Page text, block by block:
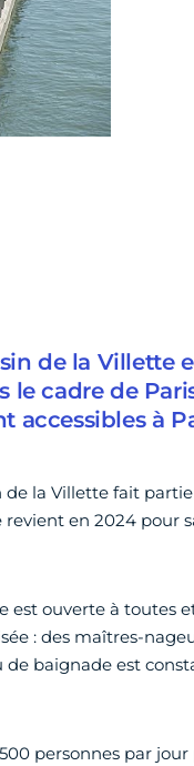
de la Villette
le cadre de
accessibles à
de la Villette fait
revient en 2024
est ouverte à toutes
: des maîtres-
de baignade est
personnes par